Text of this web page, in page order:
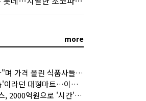
more
"어렵다"며 가격 올린 식품사들…진짜 어려운 거 맞아?
'나쁜 놈'이라던 대형마트…이젠 '불쌍한 놈' 됐다
홈플러스, 2000억원으로 '시간'을 샀다